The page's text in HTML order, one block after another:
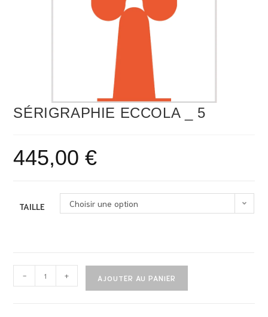
SÉRIGRAPHIE ECCOLA _ 5
445,00€
TAILLE Choisir une option
- + AJOUTER AU PANIER